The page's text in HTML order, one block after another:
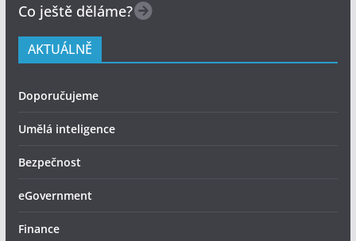
Co ještě děláme?
AKTUÁLNĚ
Doporučujeme
Umělá inteligence
Bezpečnost
eGovernment
Finance